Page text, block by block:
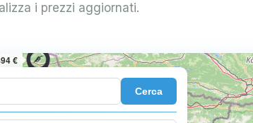
i prezzi aggiornati.
Cerca
€